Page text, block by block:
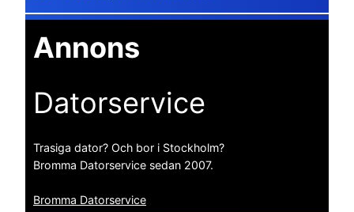
Annons
Datorservice
Trasiga dator? Och bor i Stockholm?
Bromma Datorservice sedan 2007.
Bromma Datorservice